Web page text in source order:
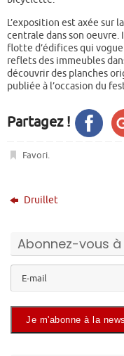
L’exposition est axée sur
centrale dans son oeuvre.
flotte d’édifices qui
reflets des immeubles
découvrir des planches
publiée à l’occasion du
Partagez !
Favori.
Druillet
Abonnez-vous